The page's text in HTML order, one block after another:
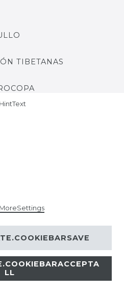
TIBETANAS
| All rights reserved.
LL